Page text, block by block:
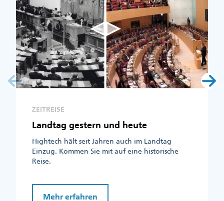
ZEITREISE
Landtag gestern und heute
Hightech hält seit Jahren auch im Landtag
Einzug. Kommen Sie mit auf eine historische
Reise.
Mehr erfahren